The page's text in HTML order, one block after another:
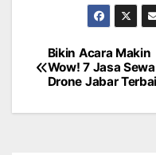
Post
navigation
Bikin Acara Makin
Wow! 7 Jasa Sewa
Drone Jabar